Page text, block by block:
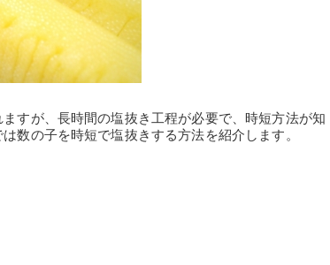
すが、長時間の塩抜き工程が必要で、時短方法が知
数の子を時短で塩抜きする方法を紹介します。